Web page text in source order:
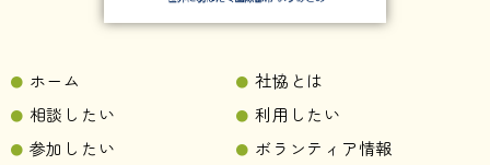
ホーム
社協とは
相談したい
利用したい
参加したい
ボランティア情報